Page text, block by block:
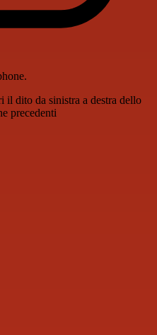
il dito da sinistra a destra dello
precedenti